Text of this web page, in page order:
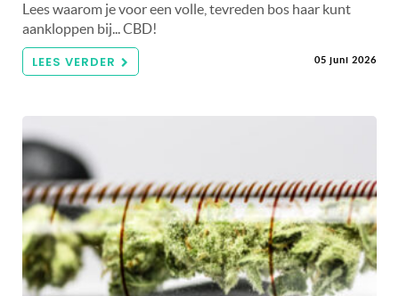
Lees waarom je voor een volle, tevreden bos haar kunt
aankloppen bij... CBD!
LEES VERDER 05 juni 2026